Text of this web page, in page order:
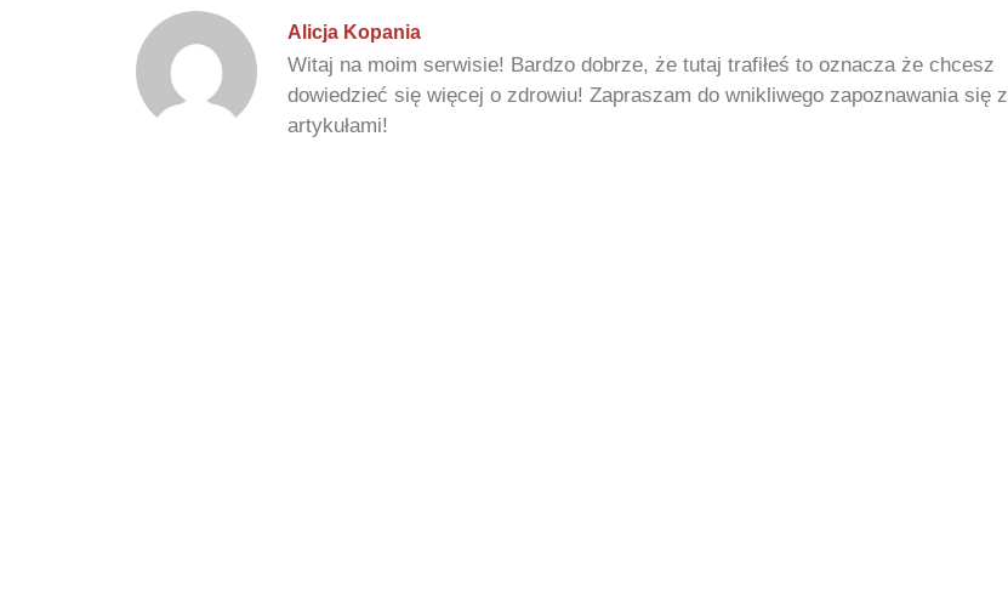
Alicja Kopania
Witaj na moim serwisie! Bardzo dobrze, że tutaj trafiłeś to oznacza że chcesz
dowiedzieć się więcej o zdrowiu! Zapraszam do wnikliwego zapoznawania się z
artykułami!